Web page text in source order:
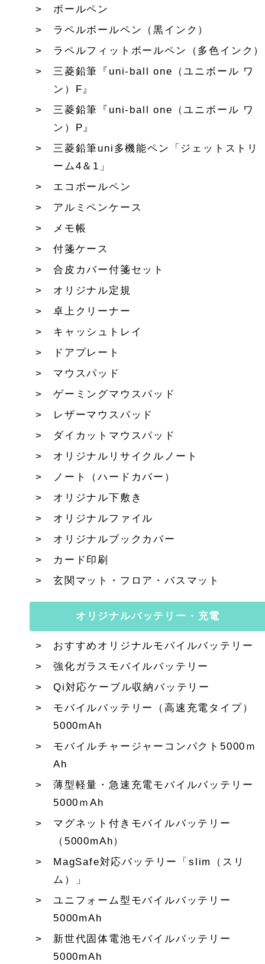
ボールペン
ラペルボールペン（黒インク）
ラペルフィットボールペン（多色インク）
三菱鉛筆『uni-ball one（ユニボール ワ
ン）F』
三菱鉛筆『uni-ball one（ユニボール ワ
ン）P』
三菱鉛筆uni多機能ペン「ジェットストリ
ーム4＆1」
エコボールペン
アルミペンケース
メモ帳
付箋ケース
合皮カバー付箋セット
オリジナル定規
卓上クリーナー
キャッシュトレイ
ドアプレート
マウスパッド
ゲーミングマウスパッド
レザーマウスパッド
ダイカットマウスパッド
オリジナルリサイクルノート
ノート（ハードカバー）
オリジナル下敷き
オリジナルファイル
オリジナルブックカバー
カード印刷
玄関マット・フロア・バスマット
オリジナルバッテリー・充電
おすすめオリジナルモバイルバッテリー
強化ガラスモバイルバッテリー
Qi対応ケーブル収納バッテリー
モバイルバッテリー（高速充電タイプ）
5000mAh
モバイルチャージャーコンパクト5000ｍ
Ah
薄型軽量・急速充電モバイルバッテリー
5000ｍAh
マグネット付きモバイルバッテリー
（5000mAh）
MagSafe対応バッテリー「slim（スリ
ム）」
ユニフォーム型モバイルバッテリー
5000mAh
新世代固体電池モバイルバッテリー
5000mAh